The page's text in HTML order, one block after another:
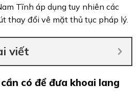
Tĩnh áp dụng tuy nhiên các
thay đổi vê mặt thủ tục pháp lý.
viết
có để đưa khoai lang